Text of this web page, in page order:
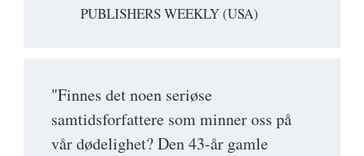
PUBLISHERS WEEKLY (USA)
"Finnes det noen seriøse
samtidsforfattere som minner oss på
vår dødelighet? Den 43-år gamle